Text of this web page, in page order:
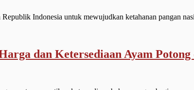
Indonesia untuk mewujudkan ketahanan pangan
dan Ketersediaan Ayam Potong